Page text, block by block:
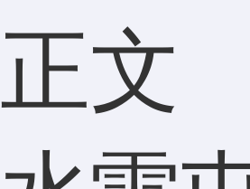
正文